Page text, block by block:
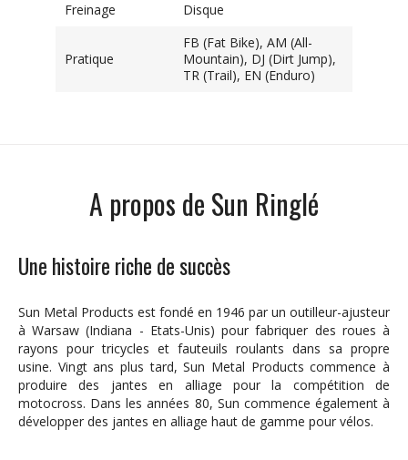
Freinage
Disque
Pratique
FB (Fat Bike), AM (All-
Mountain), DJ (Dirt Jump),
TR (Trail), EN (Enduro)
A propos de Sun Ringlé
Une histoire riche de succès
Sun Metal Products est fondé en 1946 par un outilleur-ajusteur
à Warsaw (Indiana - Etats-Unis) pour fabriquer des roues à
rayons pour tricycles et fauteuils roulants dans sa propre
usine. Vingt ans plus tard, Sun Metal Products commence à
produire des jantes en alliage pour la compétition de
motocross. Dans les années 80, Sun commence également à
développer des jantes en alliage haut de gamme pour vélos.